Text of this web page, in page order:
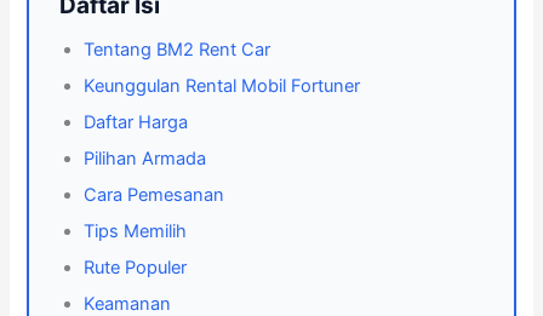
Tentang BM2 Rent Car
Keunggulan Rental Mobil Fortuner
Daftar Harga
Pilihan Armada
Cara Pemesanan
Tips Memilih
Rute Populer
Keamanan